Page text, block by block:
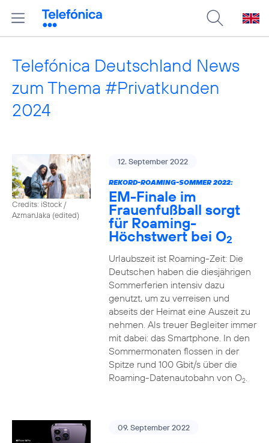
Telefónica Deutschland News
zum Thema #Privatkunden
2024
Credits: iStock /
AzmanJaka (edited)
12. September 2022
REKORD-ROAMING-SOMMER 2022:
EM-Finale im
Frauenfußball sorgt
für Roaming-
Höchstwert bei O2
Urlaubszeit ist Roaming-Zeit: Die
Deutschen haben die diesjährigen
Sommerferien intensiv dazu
genutzt, um zu verreisen und
abseits der Heimat eine Auszeit zu
nehmen. Als treuer Begleiter immer
mit dabei: das Smartphone. In den
Sommermonaten flossen in der
Spitze rund 100 Gbit/s über die
Roaming-Datenautobahn von O2.
09. September 2022